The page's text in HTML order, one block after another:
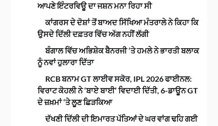
ਆਪਣੇ ਇੰਟਰਵਿਊ ਦਾ ਜਸ਼ਨ ਮਨਾ ਰਿਹਾ ਸੀ
ਕਾਂਗਰਸ ਦੇ ਦੋਸ਼ਾਂ ਤੋਂ ਬਾਅਦ ਸਿੱਖਿਆ ਮੰਤਰਾਲੇ ਨੇ ਕਿਹਾ ਕਿ
ਉਸਦੇ ਦਿੱਲੀ ਦਫ਼ਤਰ ਵਿੱਚ ਅੱਗ ਨਹੀਂ ਲੱਗੀ
ਬੰਗਾਲ ਵਿੱਚ ਅਭਿਸ਼ੇਕ ਬੈਨਰਜੀ ‘ਤੇ ਹਮਲੇ ਨੇ ਭਾਰਤੀ ਬਲਾਕ
ਨੂੰ ਨਵਾਂ ਹੁਲਾਰਾ ਦਿੱਤਾ
RCB ਬਨਾਮ GT ਲਾਈਵ ਸਕੋਰ, IPL 2026 ਫਾਈਨਲ:
ਵਿਰਾਟ ਕੋਹਲੀ ਨੇ ‘ਬਾਏ ਬਾਈ’ ਵਿਦਾਈ ਦਿੱਤੀ, 6-ਡਾਊਨ GT
ਦੇ ਜ਼ਖ਼ਮਾਂ ‘ਤੇ ਲੂਣ ਛਿੜਕਿਆ
ਦੱਖਣੀ ਦਿੱਲੀ ਦੀ ਇਮਾਰਤ ਪੱਤਿਆਂ ਦੇ ਘਰ ਵਾਂਗ ਢਹਿ ਗਈ